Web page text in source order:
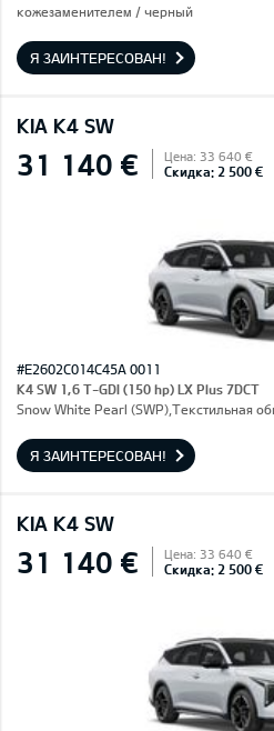
кожезаменителем / черный
Я ЗАИНТЕРЕСОВАН!
KIA K4 SW
31 140 € Цена: 33 640 €
Скидка: 2 500 €
#E2602C014C45A 0011
K4 SW 1,6 T-GDI (150 hp) LX Plus 7DCT
Snow White Pearl (SWP),Текстильная
Я ЗАИНТЕРЕСОВАН!
KIA K4 SW
31 140 € Цена: 33 640 €
Скидка: 2 500 €